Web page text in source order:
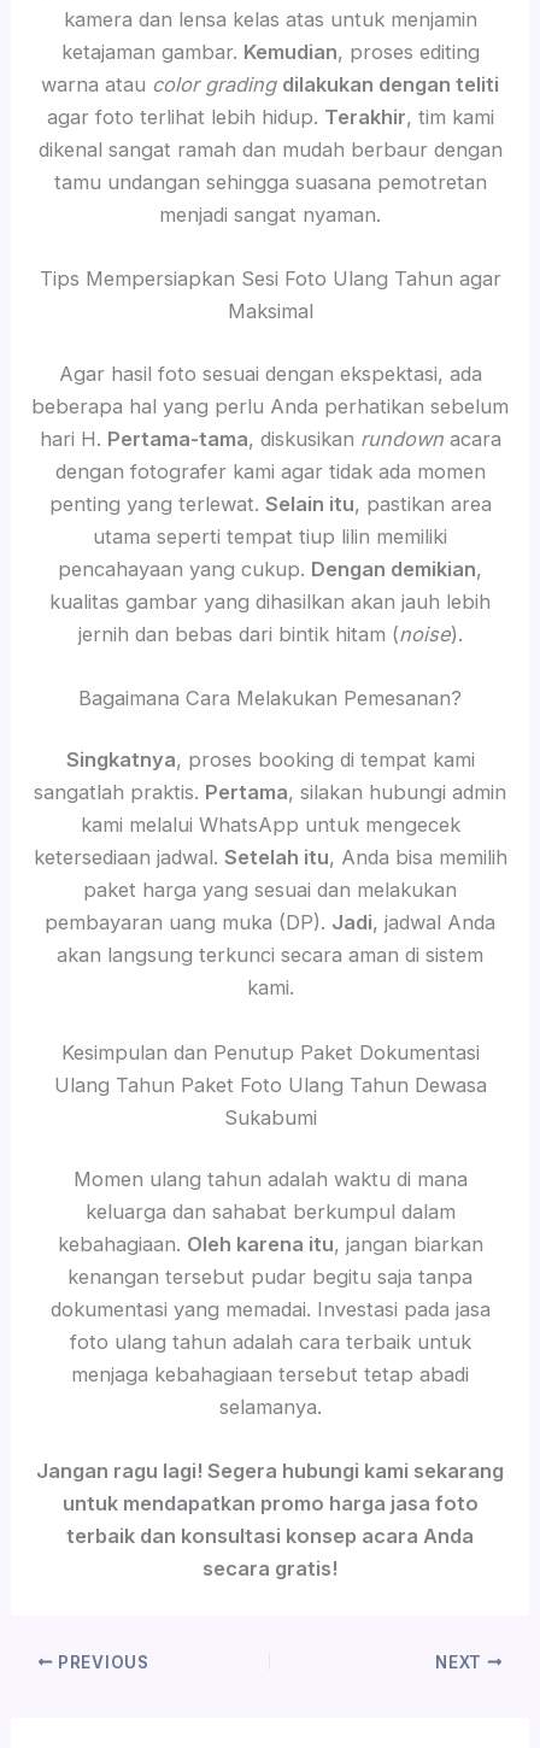
kamera dan lensa kelas atas untuk menjamin
ketajaman gambar. Kemudian, proses editing
warna atau color grading dilakukan dengan teliti
agar foto terlihat lebih hidup. Terakhir, tim kami
dikenal sangat ramah dan mudah berbaur dengan
tamu undangan sehingga suasana pemotretan
menjadi sangat nyaman.
Tips Mempersiapkan Sesi Foto Ulang Tahun agar
Maksimal
Agar hasil foto sesuai dengan ekspektasi, ada
beberapa hal yang perlu Anda perhatikan sebelum
hari H. Pertama-tama, diskusikan rundownacara
dengan fotografer kami agar tidak ada momen
penting yang terlewat. Selain itu, pastikan area
utama seperti tempat tiup lilin memiliki
pencahayaan yang cukup. Dengan demikian,
kualitas gambar yang dihasilkan akan jauh lebih
jernih dan bebas dari bintik hitam (noise).
Bagaimana Cara Melakukan Pemesanan?
Singkatnya, proses booking di tempat kami
sangatlah praktis. Pertama, silakan hubungi admin
kami melalui WhatsApp untuk mengecek
ketersediaan jadwal. Setelah itu, Anda bisa memilih
paket harga yang sesuai dan melakukan
pembayaran uang muka (DP). Jadi, jadwal Anda
akan langsung terkunci secara aman di sistem
kami.
Kesimpulan dan Penutup Paket Dokumentasi
Ulang Tahun Paket Foto Ulang Tahun Dewasa
Sukabumi
Momen ulang tahun adalah waktu di mana
keluarga dan sahabat berkumpul dalam
kebahagiaan. Oleh karena itu, jangan biarkan
kenangan tersebut pudar begitu saja tanpa
dokumentasi yang memadai. Investasi pada jasa
foto ulang tahun adalah cara terbaik untuk
menjaga kebahagiaan tersebut tetap abadi
selamanya.
Jangan ragu lagi! Segera hubungi kami sekarang
untuk mendapatkan promo harga jasa foto
terbaik dan konsultasi konsep acara Anda
secara gratis!
PREVIOUS NEXT